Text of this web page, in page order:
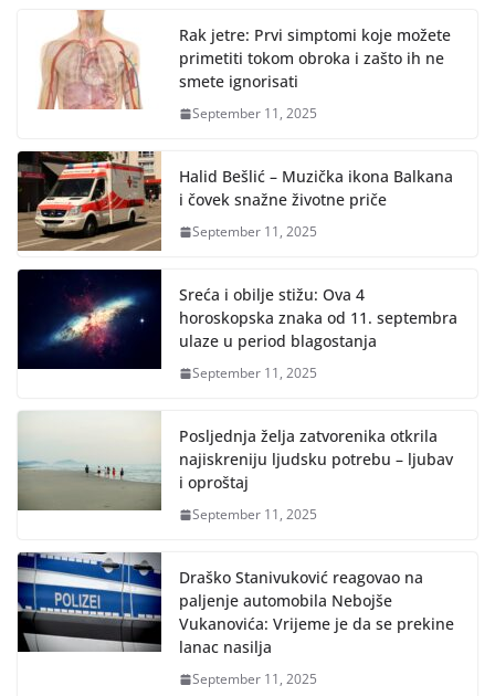
Rak jetre: Prvi simptomi koje možete
primetiti tokom obroka i zašto ih ne
smete ignorisati
September 11, 2025
Halid Bešlić – Muzička ikona Balkana
i čovek snažne životne priče
September 11, 2025
Sreća i obilje stižu: Ova 4
horoskopska znaka od 11. septembra
ulaze u period blagostanja
September 11, 2025
Posljednja želja zatvorenika otkrila
najiskreniju ljudsku potrebu – ljubav
i oproštaj
September 11, 2025
Draško Stanivuković reagovao na
paljenje automobila Nebojše
Vukanovića: Vrijeme je da se prekine
lanac nasilja
September 11, 2025